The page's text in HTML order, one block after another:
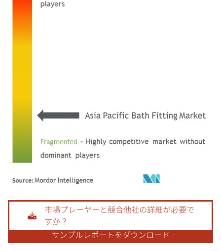
画像 © Mordor Intelligence。再利用にはCC BY 4.0の表示が必要です。